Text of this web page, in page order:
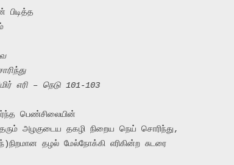
பிடித்த
எரி – நெடு 101-103
பெண்சிலையின்
அழகுடைய தகழி நிறைய நெய் சொரிந்து,
தழல் மேல்நோக்கி எரிகின்ற சுடரை